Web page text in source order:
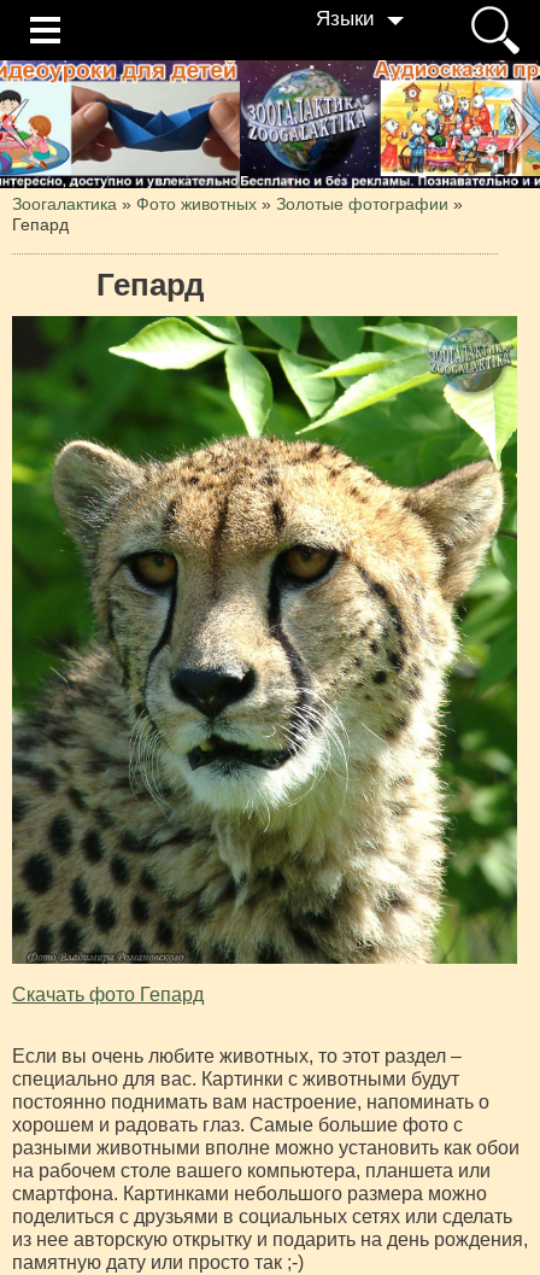
Языки
Зоогалактика » Фото животных » Золотые фотографии »
Гепард
Гепард
Скачать фото Гепард
Если вы очень любите животных, то этот раздел –
специально для вас. Картинки с животными будут
постоянно поднимать вам настроение, напоминать о
хорошем и радовать глаз. Самые большие фото с
разными животными вполне можно установить как обои
на рабочем столе вашего компьютера, планшета или
смартфона. Картинками небольшого размера можно
поделиться с друзьями в социальных сетях или сделать
из нее авторскую открытку и подарить на день рождения,
памятную дату или просто так ;-)